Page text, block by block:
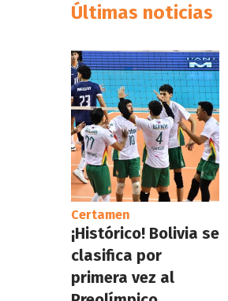
Últimas noticias
Certamen
¡Histórico! Bolivia se
clasifica por
primera vez al